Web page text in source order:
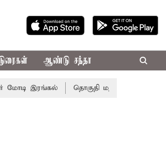
ஆண்டு சந்தா
மோடி இரங்கல் தொகுதி மறுவரையறை